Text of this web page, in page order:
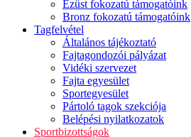
Ezüst fokozatú támogatóink
Bronz fokozatú támogatóink
Tagfelvétel
Általános tájékoztató
Fajtagondozói pályázat
Vidéki szervezet
Fajta egyesület
Sportegyesület
Pártoló tagok szekciója
Belépési nyilatkozatok
Sportbizottságok